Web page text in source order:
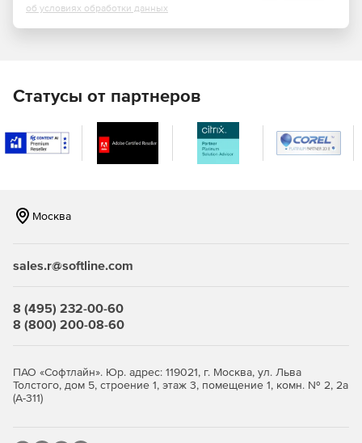
об условиях обработки данных
Статусы от партнеров
Москва
sales.r@softline.com
8 (495) 232-00-60
8 (800) 200-08-60
ПАО «Софтлайн». Юр. адрес: 119021, г. Москва, ул. Льва
Толстого, дом 5, строение 1, этаж 3, помещение 1, комн. № 2, 2а
(А-311)